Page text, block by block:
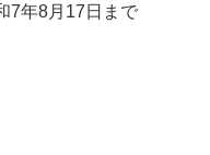
8月17日まで